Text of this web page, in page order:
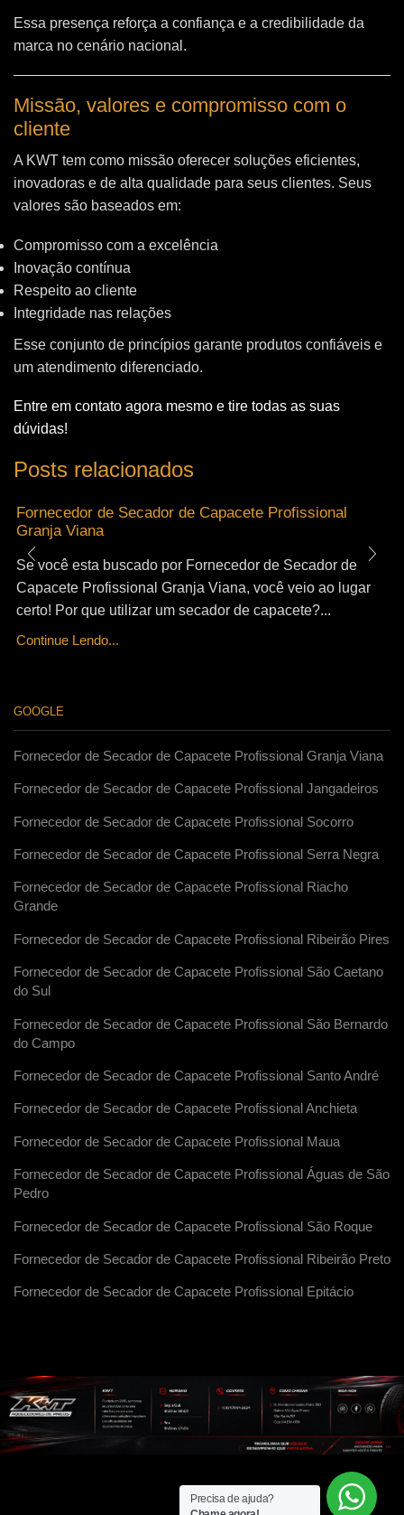
Essa presença reforça a confiança e a credibilidade da
marca no cenário nacional.
Missão, valores e compromisso com o
cliente
A KWT tem como missão oferecer soluções eficientes,
inovadoras e de alta qualidade para seus clientes. Seus
valores são baseados em:
Compromisso com a excelência
Inovação contínua
Respeito ao cliente
Integridade nas relações
Esse conjunto de princípios garante produtos confiáveis e
um atendimento diferenciado.
Entre em contato agora mesmo e tire todas as suas
dúvidas!
Posts relacionados
Fornecedor de Secador de Capacete Profissional
Granja Viana
Se você esta buscado por Fornecedor de Secador de
Capacete Profissional Granja Viana, você veio ao lugar
certo! Por que utilizar um secador de capacete?...
Continue Lendo...
GOOGLE
Fornecedor de Secador de Capacete Profissional Granja Viana
Fornecedor de Secador de Capacete Profissional Jangadeiros
Fornecedor de Secador de Capacete Profissional Socorro
Fornecedor de Secador de Capacete Profissional Serra Negra
Fornecedor de Secador de Capacete Profissional Riacho
Grande
Fornecedor de Secador de Capacete Profissional Ribeirão Pires
Fornecedor de Secador de Capacete Profissional São Caetano
do Sul
Fornecedor de Secador de Capacete Profissional São Bernardo
do Campo
Fornecedor de Secador de Capacete Profissional Santo André
Fornecedor de Secador de Capacete Profissional Anchieta
Fornecedor de Secador de Capacete Profissional Maua
Fornecedor de Secador de Capacete Profissional Águas de São
Pedro
Fornecedor de Secador de Capacete Profissional São Roque
Fornecedor de Secador de Capacete Profissional Ribeirão Preto
Fornecedor de Secador de Capacete Profissional Epitácio
Precisa de ajuda?